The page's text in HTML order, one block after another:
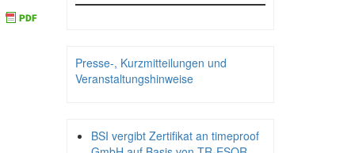
Presse-, Kurzmitteilungen und
Veranstaltungshinweise
BSI vergibt Zertifikat an timeproof